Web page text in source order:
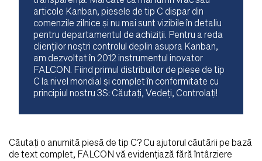
articole Kanban, piesele de tip C dispar din
comenzile zilnice și nu mai sunt vizibile în detaliu
pentru departamentul de achiziții. Pentru a reda
clienților noștri controlul deplin asupra Kanban,
am dezvoltat în 2012 instrumentul inovator
FALCON. Fiind primul distribuitor de piese de tip
C la nivel mondial și complet în conformitate cu
principiul nostru 3S: Căutați, Vedeți, Controlați!
Căutați o anumită piesă de tip C? Cu ajutorul căutării pe bază
de text complet, FALCON vă evidențiază fără întârziere